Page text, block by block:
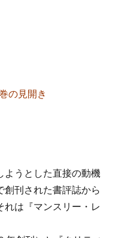
の見開き
ようとした直接の動機
創刊された書評誌から
れは『マンスリー・レ